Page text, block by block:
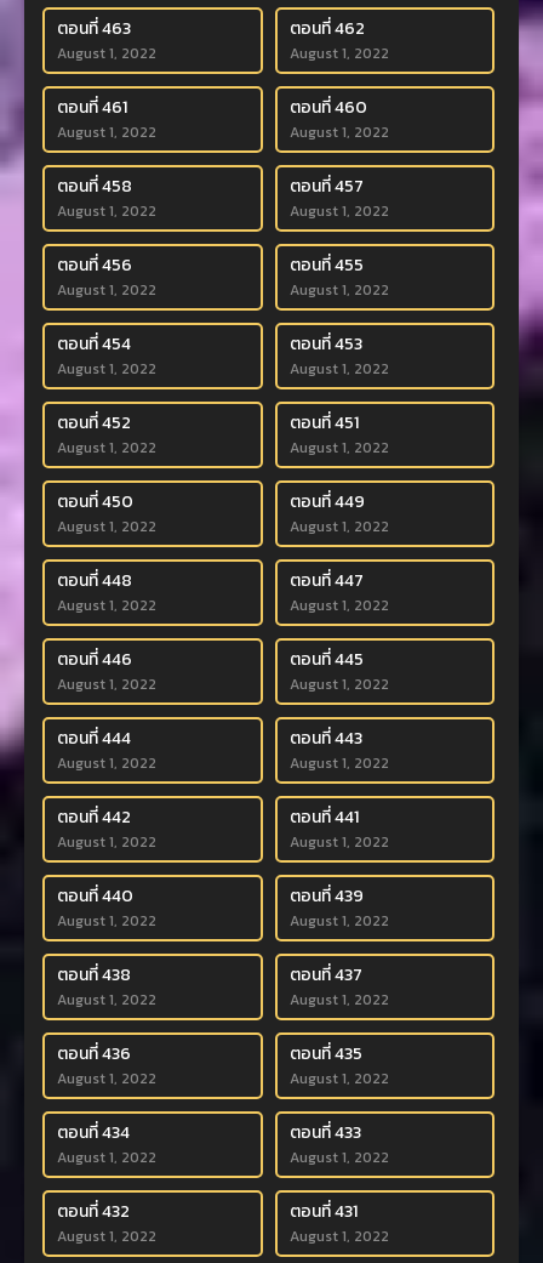
ตอนที่ 463
August 1, 2022
ตอนที่ 462
August 1, 2022
ตอนที่ 461
August 1, 2022
ตอนที่ 460
August 1, 2022
ตอนที่ 458
August 1, 2022
ตอนที่ 457
August 1, 2022
ตอนที่ 456
August 1, 2022
ตอนที่ 455
August 1, 2022
ตอนที่ 454
August 1, 2022
ตอนที่ 453
August 1, 2022
ตอนที่ 452
August 1, 2022
ตอนที่ 451
August 1, 2022
ตอนที่ 450
August 1, 2022
ตอนที่ 449
August 1, 2022
ตอนที่ 448
August 1, 2022
ตอนที่ 447
August 1, 2022
ตอนที่ 446
August 1, 2022
ตอนที่ 445
August 1, 2022
ตอนที่ 444
August 1, 2022
ตอนที่ 443
August 1, 2022
ตอนที่ 442
August 1, 2022
ตอนที่ 441
August 1, 2022
ตอนที่ 440
August 1, 2022
ตอนที่ 439
August 1, 2022
ตอนที่ 438
August 1, 2022
ตอนที่ 437
August 1, 2022
ตอนที่ 436
August 1, 2022
ตอนที่ 435
August 1, 2022
ตอนที่ 434
August 1, 2022
ตอนที่ 433
August 1, 2022
ตอนที่ 432
August 1, 2022
ตอนที่ 431
August 1, 2022